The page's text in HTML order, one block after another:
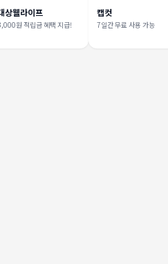
상웰라이프
원 적립금 혜택 지급!
캡컷
7일간 무료 사용 가능